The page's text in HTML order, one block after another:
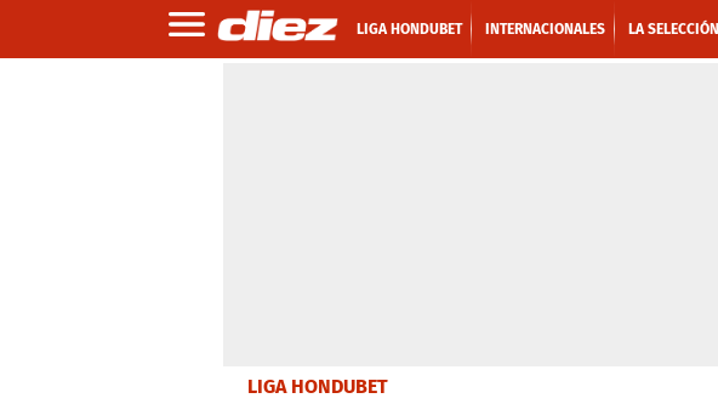
LIGA HONDUBET INTERNACIONALES LA SELECCIÓN
LIGA HONDUBET